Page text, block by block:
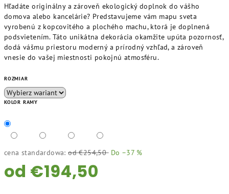
Hľadáte originálny a zároveň ekologický doplnok do vášho
domova alebo kancelárie? Predstavujeme vám mapu sveta
vyrobenú z kopcovitého a plochého machu, ktorá je doplnená
podsvietením. Táto unikátna dekorácia okamžite upúta pozornosť,
dodá vášmu priestoru moderný a prírodný vzhľad, a zároveň
vnesie do vašej miestnosti pokojnú atmosféru.
ROZMIAR
KOLOR RAMY
cena standardowa: od €254,50 Do –37 %
od €194,50